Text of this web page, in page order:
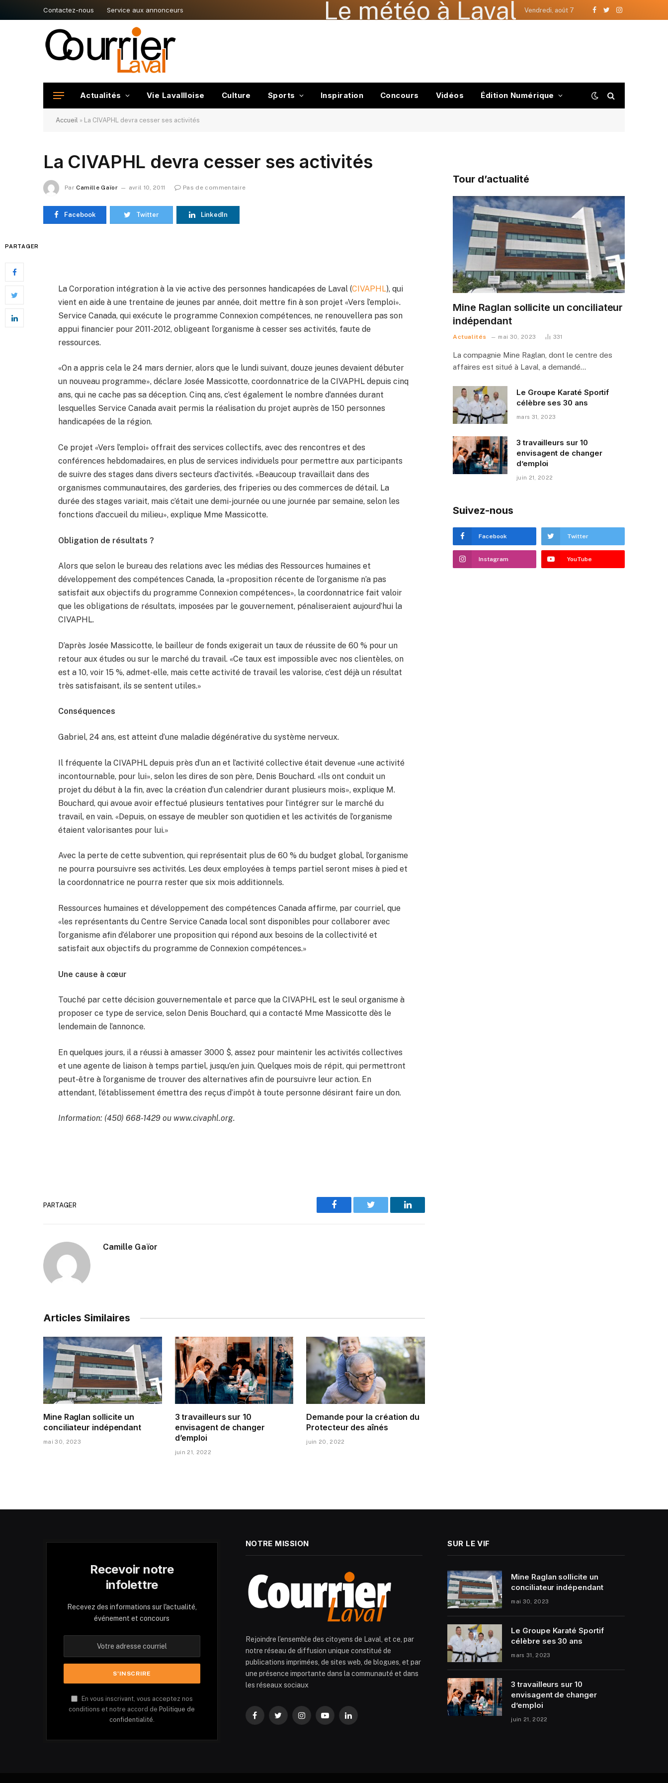
Contactez-nous Service aux annonceurs Le météo à Laval Vendredi, août 7
Facebook
TwitterInstagram
Actualités Vie Lavallloise Culture Sports Inspiration Concours Vidéos Édition Numérique
Accueil » La CIVAPHL devra cesser ses activités
La CIVAPHL devra cesser ses activités
Par Camille Gaïor avril 10, 2011 Pas de commentaire
Facebook Twitter LinkedIn
PARTAGER
La Corporation intégration à la vie active des personnes handicapées de Laval (CIVAPHL), qui
vient en aide à une trentaine de jeunes par année, doit mettre fin à son projet «Vers l’emploi».
Service Canada, qui exécute le programme Connexion compétences, ne renouvellera pas son
appui financier pour 2011-2012, obligeant l’organisme à cesser ses activités, faute de
ressources.
«On a appris cela le 24 mars dernier, alors que le lundi suivant, douze jeunes devaient débuter
un nouveau programme», déclare Josée Massicotte, coordonnatrice de la CIVAPHL depuis cinq
ans, qui ne cache pas sa déception. Cinq ans, c’est également le nombre d’années durant
lesquelles Service Canada avait permis la réalisation du projet auprès de 150 personnes
handicapées de la région.
Ce projet «Vers l’emploi» offrait des services collectifs, avec des rencontres et des
conférences hebdomadaires, en plus de services individuels pour permettre aux participants
de suivre des stages dans divers secteurs d’activités. «Beaucoup travaillait dans des
organismes communautaires, des garderies, des friperies ou des commerces de détail. La
durée des stages variait, mais c’était une demi-journée ou une journée par semaine, selon les
fonctions d’accueil du milieu», explique Mme Massicotte.
Obligation de résultats ?
Alors que selon le bureau des relations avec les médias des Ressources humaines et
développement des compétences Canada, la «proposition récente de l’organisme n’a pas
satisfait aux objectifs du programme Connexion compétences», la coordonnatrice fait valoir
que les obligations de résultats, imposées par le gouvernement, pénaliseraient aujourd’hui la
CIVAPHL.
D’après Josée Massicotte, le bailleur de fonds exigerait un taux de réussite de 60 % pour un
retour aux études ou sur le marché du travail. «Ce taux est impossible avec nos clientèles, on
est a 10, voir 15 %, admet-elle, mais cette activité de travail les valorise, c’est déjà un résultat
très satisfaisant, ils se sentent utiles.»
Conséquences
Gabriel, 24 ans, est atteint d’une maladie dégénérative du système nerveux.
Il fréquente la CIVAPHL depuis près d’un an et l’activité collective était devenue «une activité
incontournable, pour lui», selon les dires de son père, Denis Bouchard. «Ils ont conduit un
projet du début à la fin, avec la création d’un calendrier durant plusieurs mois», explique M.
Bouchard, qui avoue avoir effectué plusieurs tentatives pour l’intégrer sur le marché du
travail, en vain. «Depuis, on essaye de meubler son quotidien et les activités de l’organisme
étaient valorisantes pour lui.»
Avec la perte de cette subvention, qui représentait plus de 60 % du budget global, l’organisme
ne pourra poursuivre ses activités. Les deux employées à temps partiel seront mises à pied et
la coordonnatrice ne pourra rester que six mois additionnels.
Ressources humaines et développement des compétences Canada affirme, par courriel, que
«les représentants du Centre Service Canada local sont disponibles pour collaborer avec
l’organisme afin d’élaborer une proposition qui répond aux besoins de la collectivité et
satisfait aux objectifs du programme de Connexion compétences.»
Une cause à cœur
Touché par cette décision gouvernementale et parce que la CIVAPHL est le seul organisme à
proposer ce type de service, selon Denis Bouchard, qui a contacté Mme Massicotte dès le
lendemain de l’annonce.
En quelques jours, il a réussi à amasser 3000 $, assez pour maintenir les activités collectives
et une agente de liaison à temps partiel, jusqu’en juin. Quelques mois de répit, qui permettront
peut-être à l’organisme de trouver des alternatives afin de poursuivre leur action. En
attendant, l’établissement émettra des reçus d’impôt à toute personne désirant faire un don.
Information: (450) 668-1429 ou www.civaphl.org.
PARTAGER
Facebook Twitter LinkedIn
Camille Gaïor
Articles Similaires
Mine Raglan sollicite un
conciliateur indépendant
mai 30, 2023
3 travailleurs sur 10
envisagent de changer
d’emploi
juin 21, 2022
Demande pour la création du
Protecteur des aînés
juin 20, 2022
Tour d’actualité
Mine Raglan sollicite un conciliateur
indépendant
Actualités mai 30, 2023 331
La compagnie Mine Raglan, dont le centre des
affaires est situé à Laval, a demandé…
Le Groupe Karaté Sportif
célèbre ses 30 ans
mars 31, 2023
3 travailleurs sur 10
envisagent de changer
d’emploi
juin 21, 2022
Suivez-nous
Facebook Twitter
Instagram YouTube
Recevoir notre
infolettre
Recevez des informations sur l'actualité,
événement et concours
En vous inscrivant, vous acceptez nos
conditions et notre accord dePolitique de
confidentialité.
NOTRE MISSION
Rejoindre l’ensemble des citoyens de Laval, et ce, par
notre réseau de diffusion unique constitué de
publications imprimées, de sites web, de blogues, et par
une présence importante dans la communauté et dans
les réseaux sociaux
FacebookTwitterInstagramYouTubeLinkedIn
SUR LE VIF
Mine Raglan sollicite un
conciliateur indépendant
mai 30, 2023
Le Groupe Karaté Sportif
célèbre ses 30 ans
mars 31, 2023
3 travailleurs sur 10
envisagent de changer
d’emploi
juin 21, 2022